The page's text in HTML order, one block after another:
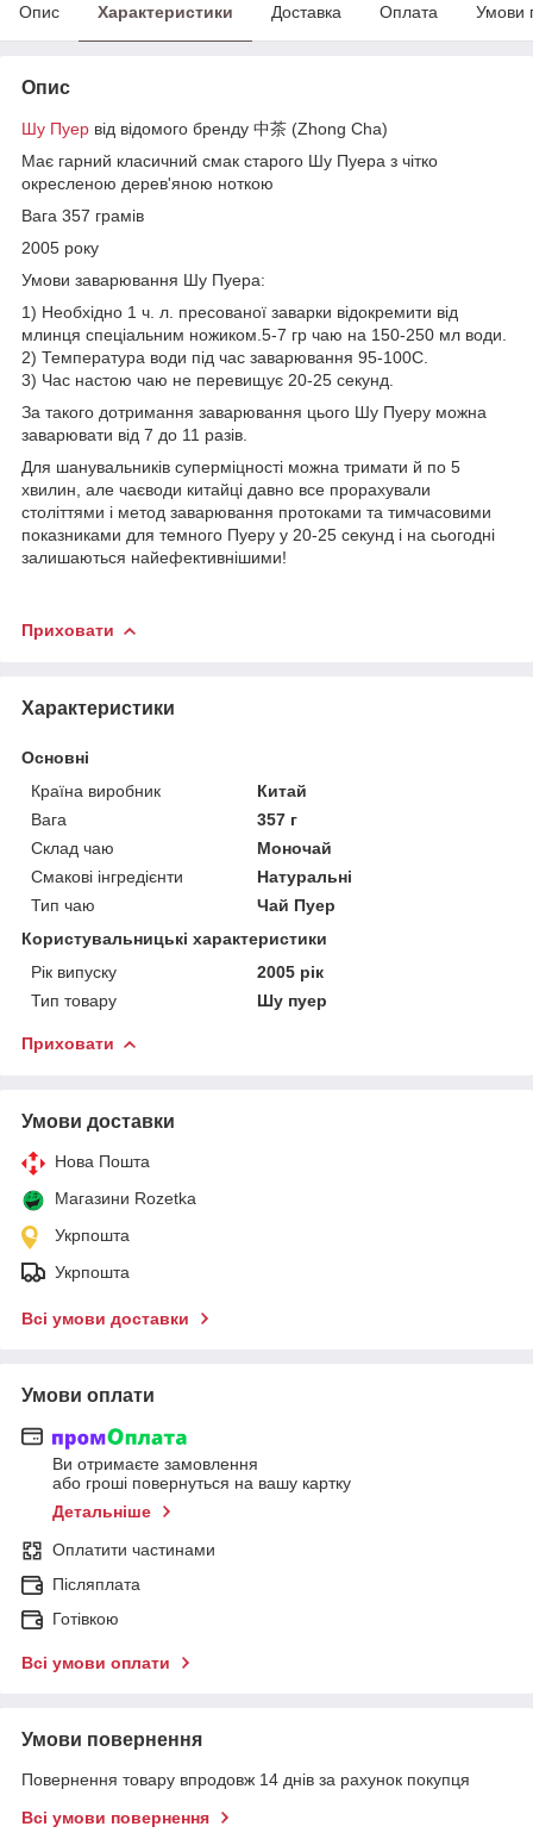
Опис Характеристики Доставка Оплата Умови
Опис
Шу Пуер від відомого бренду 中茶 (Zhong Cha)
Має гарний класичний смак старого Шу Пуера з чітко
окресленою дерев'яною ноткою
Вага 357 грамів
2005 року
Умови заварювання Шу Пуера:
1) Необхідно 1 ч. л. пресованої заварки відокремити від
млинця спеціальним ножиком.5-7 гр чаю на 150-250 мл води.
2) Температура води під час заварювання 95-100С.
3) Час настою чаю не перевищує 20-25 секунд.
За такого дотримання заварювання цього Шу Пуеру можна
заварювати від 7 до 11 разів.
Для шанувальників суперміцності можна тримати й по 5
хвилин, але чаєводи китайці давно все прорахували
століттями і метод заварювання протоками та тимчасовими
показниками для темного Пуеру у 20-25 секунд і на сьогодні
залишаються найефективнішими!
Приховати
Характеристики
Основні
Країна виробник
Китай
Вага
357 г
Склад чаю
Моночай
Смакові інгредієнти
Натуральні
Тип чаю
Чай Пуер
Користувальницькі характеристики
Рік випуску
2005 рік
Тип товару
Шу пуер
Приховати
Умови доставки
Нова Пошта
Магазини Rozetka
Укрпошта
Укрпошта
Всі умови доставки
Умови оплати
Ви отримаєте замовлення
або гроші повернуться на вашу картку
Детальніше
Оплатити частинами
Післяплата
Готівкою
Всі умови оплати
Умови повернення
Повернення товару впродовж 14 днів за рахунок покупця
Всі умови повернення